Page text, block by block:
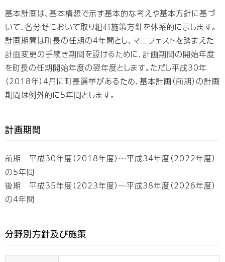
基本計画は、基本構想で示す基本的な考えや基本方針に基づ
いて、各分野において取り組む施策方針を体系的に示します。
計画期間は町長の任期の4年間とし、マニフェストを踏まえた
計画変更の手続き期間を設けるために、計画期間の開始年度
を町長の任期開始年度の翌年度とします。ただし平成30年
（2018年）4月に町長選挙があるため、基本計画（前期）の計画
期間は例外的に5年間とします。
計画期間
前期 平成30年度（2018年度）～平成34年度（2022年度）
の5年間
後期 平成35年度（2023年度）～平成38年度（2026年度）
の4年間
分野別方針及び施策